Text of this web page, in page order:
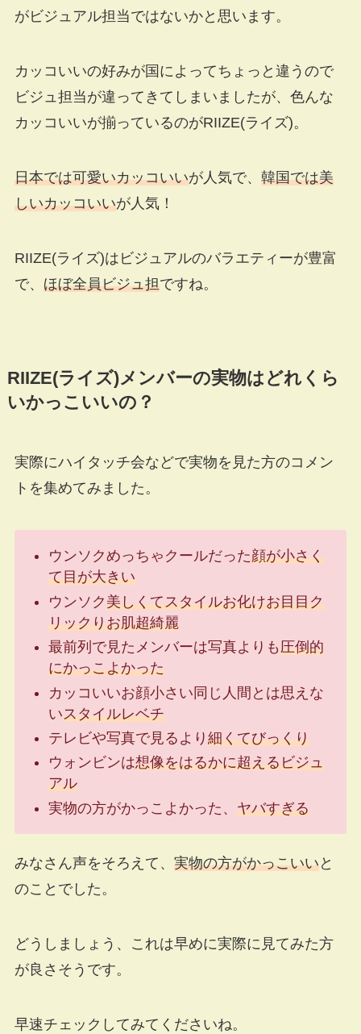
がビジュアル担当ではないかと思います。
カッコいいの好みが国によってちょっと違うので
ビジュ担当が違ってきてしまいましたが、色んな
カッコいいが揃っているのがRIIZE(ライズ)。
日本では可愛いカッコいいが人気で、 韓国では美
しいカッコいいが人気！
RIIZE(ライズ)はビジュアルのバラエティーが豊富
で、 ほぼ全員ビジュ担ですね。
RIIZE(ライズ)メンバーの実物はどれくら
いかっこいいの？
実際にハイタッチ会などで実物を見た方のコメン
トを集めてみました。
ウンソクめっちゃクールだった顔が小さく
て目が大きい
ウンソク美しくてスタイルお化けお目目ク
リックりお肌超綺麗
最前列で見たメンバーは写真よりも圧倒的
にかっこよかった
カッコいいお顔小さい同じ人間とは思えな
いスタイルレベチ
テレビや写真で見るより 細くてびっくり
ウォンビンは想像をはるかに超えるビジュ
アル
実物の方がかっこよかった、 ヤバすぎる
みなさん声をそろえて、 実物の方がかっこいいと
のことでした。
どうしましょう、これは早めに実際に見てみた方
が良さそうです。
早速チェックしてみてくださいね。